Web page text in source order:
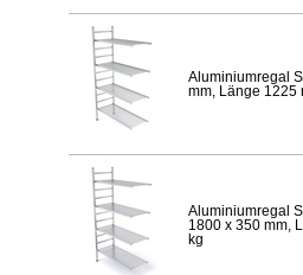
Aluminiumregal
mm, Länge 1225
Aluminiumregal
1800 x 350 mm,
kg